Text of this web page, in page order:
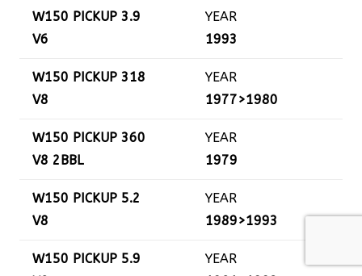
W150 PICKUP 3.9
V6
YEAR
1993
W150 PICKUP 318
V8
YEAR
1977>1980
W150 PICKUP 360
V8 2BBL
YEAR
1979
W150 PICKUP 5.2
V8
YEAR
1989>1993
W150 PICKUP 5.9
YEAR